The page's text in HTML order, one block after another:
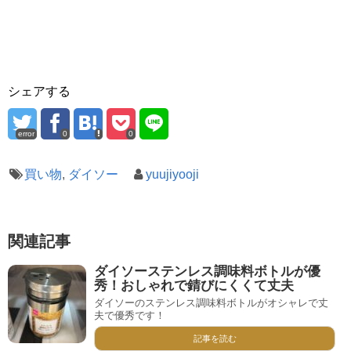
シェアする
error 0 0
買い物, ダイソー yuujiyooji
関連記事
ダイソーステンレス調味料ボトルが優
秀！おしゃれで錆びにくくて丈夫
ダイソーのステンレス調味料ボトルがオシャレで丈
夫で優秀です！
記事を読む